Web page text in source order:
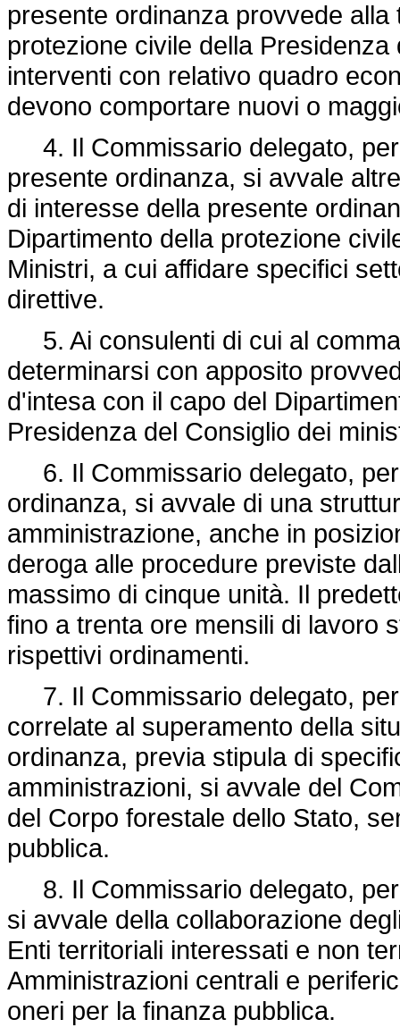
presente ordinanza provvede
protezione civile della
interventi con relativo quadro
devono comportare nuovi o
4. Il Commissario delegato,
presente ordinanza, si avvale
di interesse della presente
Dipartimento della protezione
Ministri, a cui affidare specifici
direttive.
5. Ai consulenti di cui al
determinarsi con apposito
d'intesa con il capo del
Presidenza del Consiglio dei
6. Il Commissario delegato,
ordinanza, si avvale di una
amministrazione, anche in
deroga alle procedure previste
massimo di cinque unità. Il
fino a trenta ore mensili di lavoro
rispettivi ordinamenti.
7. Il Commissario delegato,
correlate al superamento della
ordinanza, previa stipula di
amministrazioni, si avvale del
del Corpo forestale dello Stato,
pubblica.
8. Il Commissario delegato,
si avvale della collaborazione
Enti territoriali interessati e non
Amministrazioni centrali e
oneri per la finanza pubblica.